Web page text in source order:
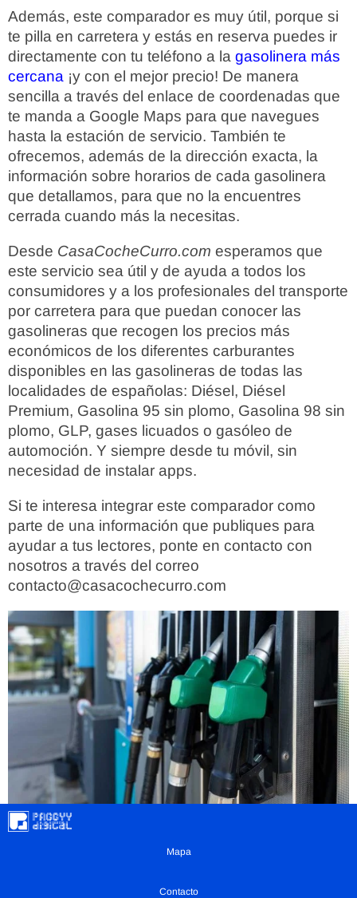
Además, este comparador es muy útil, porque si
te pilla en carretera y estás en reserva puedes ir
directamente con tu teléfono a la gasolinera más
cercana ¡y con el mejor precio! De manera
sencilla a través del enlace de coordenadas que
te manda a Google Maps para que navegues
hasta la estación de servicio. También te
ofrecemos, además de la dirección exacta, la
información sobre horarios de cada gasolinera
que detallamos, para que no la encuentres
cerrada cuando más la necesitas.
Desde CasaCocheCurro.com esperamos que
este servicio sea útil y de ayuda a todos los
consumidores y a los profesionales del transporte
por carretera para que puedan conocer las
gasolineras que recogen los precios más
económicos de los diferentes carburantes
disponibles en las gasolineras de todas las
localidades de españolas: Diésel, Diésel
Premium, Gasolina 95 sin plomo, Gasolina 98 sin
plomo, GLP, gases licuados o gasóleo de
automoción. Y siempre desde tu móvil, sin
necesidad de instalar apps.
Si te interesa integrar este comparador como
parte de una información que publiques para
ayudar a tus lectores, ponte en contacto con
nosotros a través del correo
contacto@casacochecurro.com
Mapa
Contacto